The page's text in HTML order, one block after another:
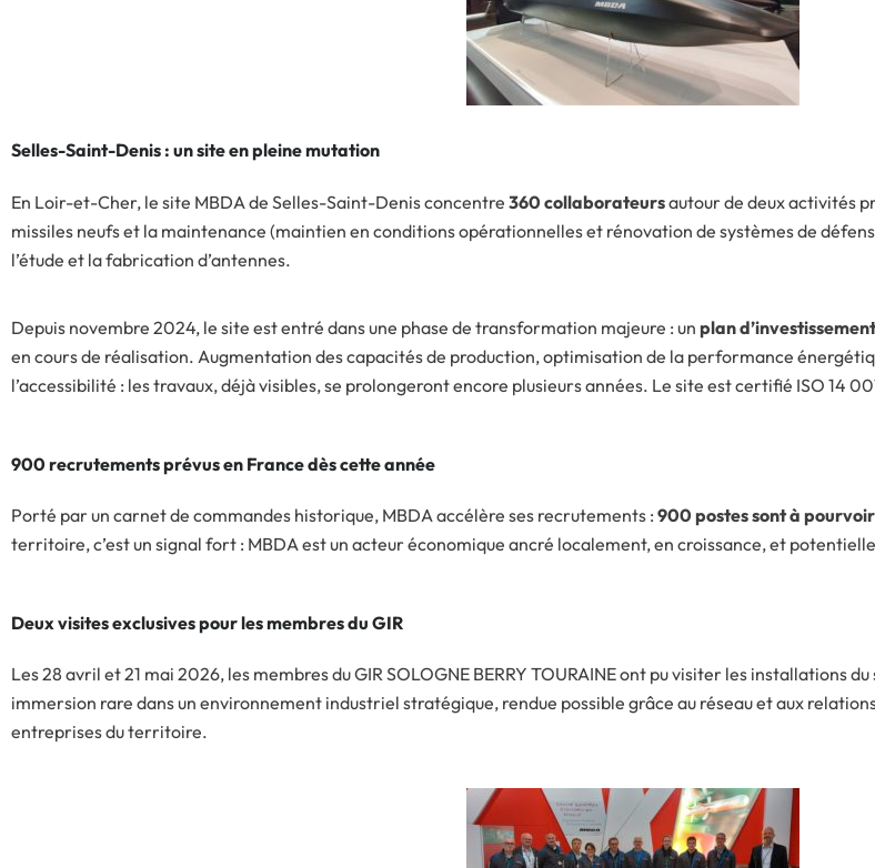
Selles-Saint-Denis : un site en pleine mutation
En Loir-et-Cher, le site MBDA de Selles-Saint-Denis concentre 360 collaborateursautour de deux activités
missiles neufs et la maintenance (maintien en conditions opérationnelles et rénovation de systèmes de
l’étude et la fabrication d’antennes.
Depuis novembre 2024, le site est entré dans une phase de transformation majeure : un plan
en cours de réalisation. Augmentation des capacités de production, optimisation de la performance
l’accessibilité : les travaux, déjà visibles, se prolongeront encore plusieurs années. Le site est certifié ISO 14
900 recrutements prévus en France dès cette année
Porté par un carnet de commandes historique, MBDA accélère ses recrutements : 900 postes sont à
territoire, c’est un signal fort : MBDA est un acteur économique ancré localement, en croissance, et
Deux visites exclusives pour les membres du GIR
Les 28 avril et 21 mai 2026, les membres du GIR SOLOGNE BERRY TOURAINE ont pu visiter les installations
immersion rare dans un environnement industriel stratégique, rendue possible grâce au réseau et aux
entreprises du territoire.